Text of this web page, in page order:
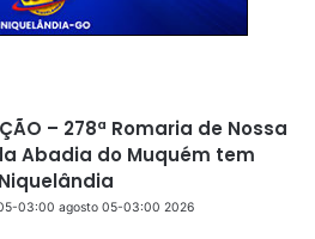
– 278ª Romaria de Nossa
Abadia do Muquém tem
03:00 agosto 05-03:00 2026